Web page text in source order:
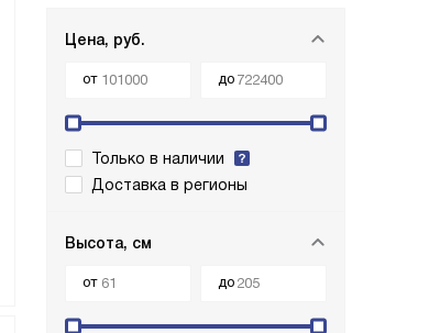
Цена, руб.
от до
Только в наличии
Доставка в регионы
Высота, см
от до